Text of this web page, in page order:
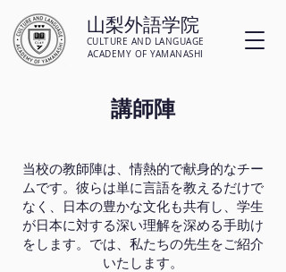
山梨外語学院
CULTURE AND LANGUAGE
ACADEMY OF YAMANASHI
講師陣
当校の教師陣は、情熱的で献身的なチー
ムです。彼らは単に言語を教えるだけで
なく、日本の豊かな文化も共有し、学生
が日本に対する深い理解を深める手助け
をします。では、私たちの先生をご紹介
いたします。